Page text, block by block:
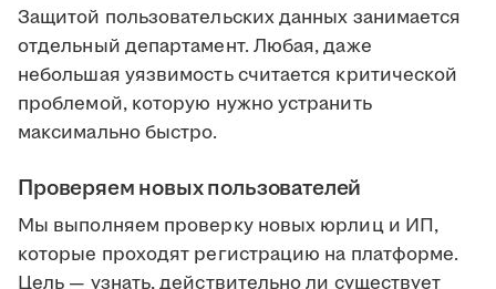
Защитой пользовательских данных занимается
отдельный департамент. Любая, даже
небольшая уязвимость считается критической
проблемой, которую нужно устранить
максимально быстро.
Проверяем новых пользователей
Мы выполняем проверку новых юрлиц и ИП,
которые проходят регистрацию на платформе.